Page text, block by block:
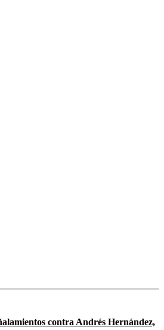
contra Andrés Hernández,